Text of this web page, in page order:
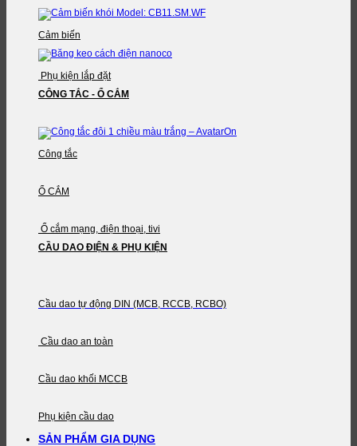
Cảm biến
Phụ kiện lắp đặt
CÔNG TẮC - Ổ CẮM
Công tắc
Ổ CẮM
Ổ cắm mạng, điện thoại, tivi
CẦU DAO ĐIỆN & PHỤ KIỆN
Cầu dao tự động DIN (MCB, RCCB, RCBO)
Cầu dao an toàn
Cầu dao khối MCCB
Phụ kiện cầu dao
SẢN PHẨM GIA DỤNG